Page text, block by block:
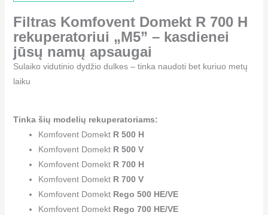
Filtras Komfovent Domekt R 700 H
rekuperatoriui „M5” – kasdienei
jūsų namų apsaugai
Sulaiko vidutinio dydžio dulkes – tinka naudoti bet kuriuo metų
laiku
Tinka šių modelių rekuperatoriams:
Komfovent Domekt R 500 H
Komfovent Domekt R 500 V
Komfovent Domekt R 700 H
Komfovent Domekt R 700 V
Komfovent Domekt Rego 500 HE/VE
Komfovent Domekt Rego 700 HE/VE